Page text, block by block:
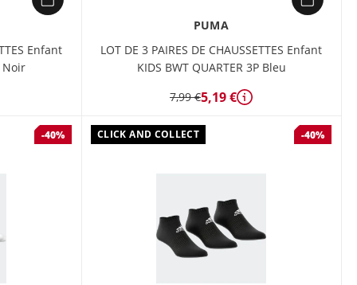
Enfant
Noir
PUMA
LOT DE 3 PAIRES DE CHAUSSETTES Enfant
KIDS BWT QUARTER 3P Bleu
7,99 €5,19 € Détails
-40% CLICK AND COLLECT -40%